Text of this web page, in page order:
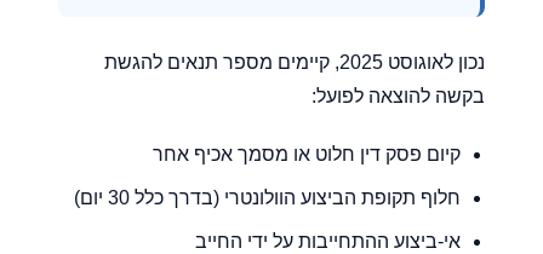
נכון לאוגוסט 2025, קיימים מספר תנאים להגשת
בקשה להוצאה לפועל:
קיום פסק דין חלוט או מסמך אכיף אחר
חלוף תקופת הביצוע הוולונטרי (בדרך כלל 30 יום)
אי-ביצוע ההתחייבות על ידי החייב